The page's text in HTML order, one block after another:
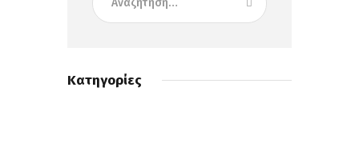
Κατηγορίες